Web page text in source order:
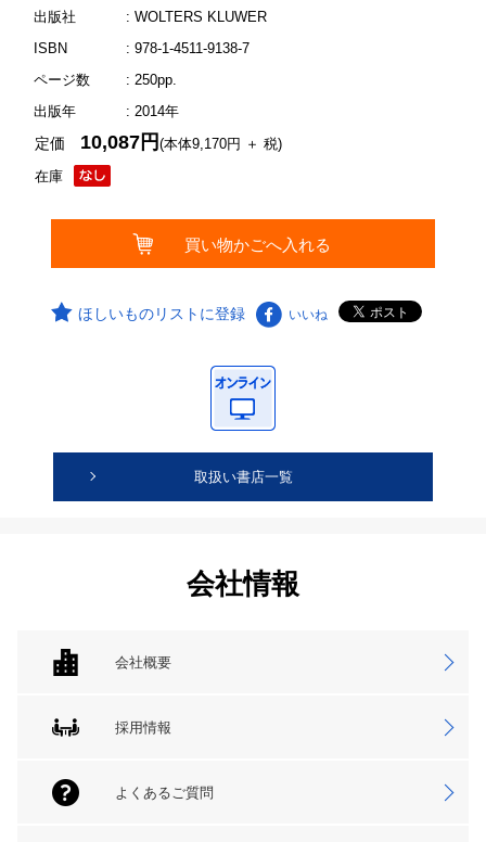
出版社
: WOLTERS KLUWER
ISBN
: 978-1-4511-9138-7
ページ数
: 250pp.
出版年
: 2014年
在庫
定価 10,087円(本体9,170円 ＋ 税)
ほしいものリストに登録 いいね
取扱い書店一覧
会社情報
会社概要
採用情報
よくあるご質問